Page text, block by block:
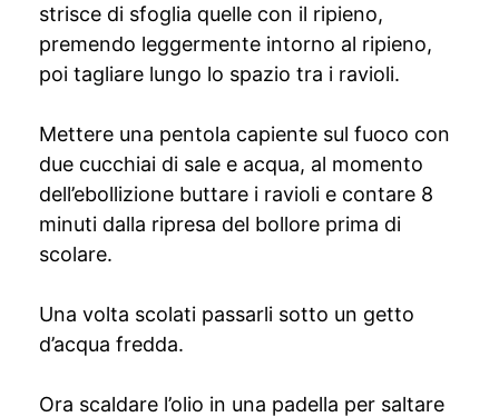
strisce di sfoglia quelle con il ripieno,
premendo leggermente intorno al ripieno,
poi tagliare lungo lo spazio tra i ravioli.
Mettere una pentola capiente sul fuoco con
due cucchiai di sale e acqua, al momento
dell’ebollizione buttare i ravioli e contare 8
minuti dalla ripresa del bollore prima di
scolare.
Una volta scolati passarli sotto un getto
d’acqua fredda.
Ora scaldare l’olio in una padella per saltare